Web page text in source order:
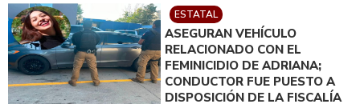
ESTATAL
ASEGURAN VEHÍCULO
RELACIONADO CON EL
FEMINICIDIO DE ADRIANA;
CONDUCTOR FUE PUESTO A
DISPOSICIÓN DE LA FISCALÍA